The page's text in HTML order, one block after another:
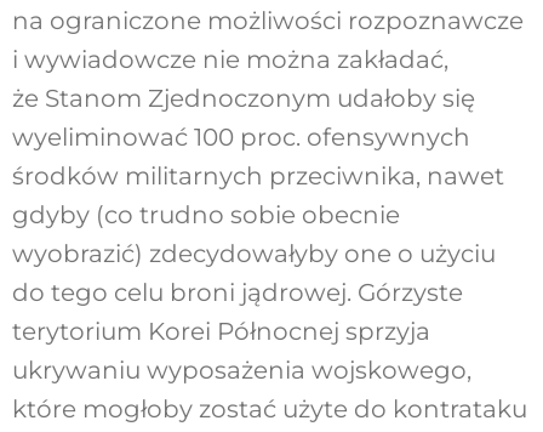
na ograniczone możliwości rozpoznawcze
i wywiadowcze nie można zakładać,
że Stanom Zjednoczonym udałoby się
wyeliminować 100 proc. ofensywnych
środków militarnych przeciwnika, nawet
gdyby (co trudno sobie obecnie
wyobrazić) zdecydowałyby one o użyciu
do tego celu broni jądrowej. Górzyste
terytorium Korei Północnej sprzyja
ukrywaniu wyposażenia wojskowego,
które mogłoby zostać użyte do kontrataku